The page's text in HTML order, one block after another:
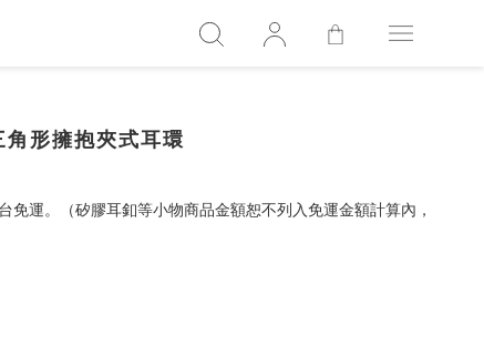
形擁抱夾式耳環
免運。（矽膠耳釦等小物商品金額恕不列入免運金額計算內，